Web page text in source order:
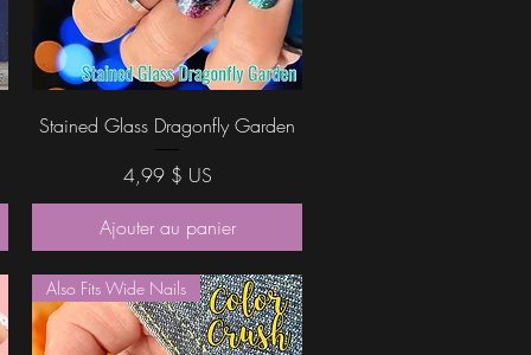
Aperçu rapide
Stained Glass Dragonfly Garden
Prix
4,99 $ US
Ajouter au panier
Also Fits Wide Nails